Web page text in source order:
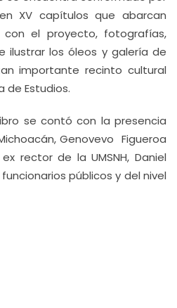
XV capítulos que abarcan
con el proyecto, fotografías,
ilustrar los óleos y galería de
importante recinto cultural
de Estudios.
se contó con la presencia
Genovevo Figueroa
rector de la UMSNH, Daniel
públicos y del nivel